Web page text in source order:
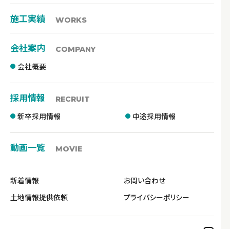
施工実績 WORKS
会社案内 COMPANY
会社概要
採用情報 RECRUIT
新卒採用情報 中途採用情報
動画一覧 MOVIE
新着情報
お問い合わせ
土地情報提供依頼
プライバシーポリシー